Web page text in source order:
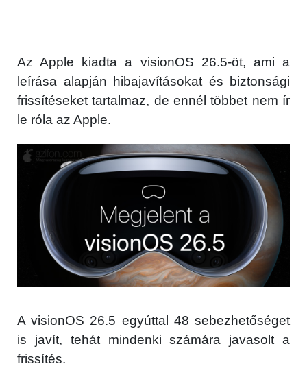
Az Apple kiadta a visionOS 26.5-öt, ami a
leírása alapján hibajavításokat és biztonsági
frissítéseket tartalmaz, de ennél többet nem ír
le róla az Apple.
A visionOS 26.5 egyúttal 48 sebezhetőséget
is javít, tehát mindenki számára javasolt a
frissítés.